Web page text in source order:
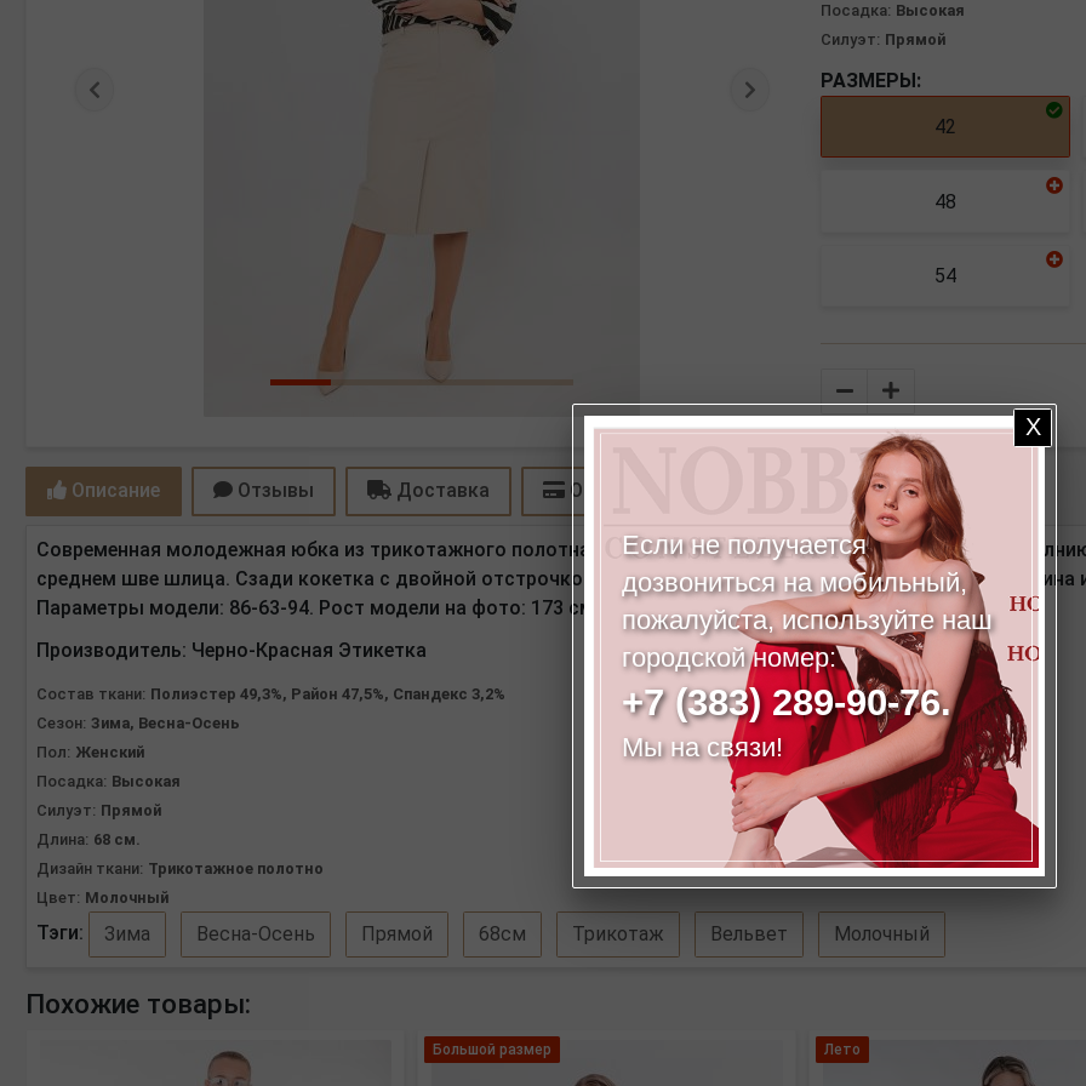
Предыдущая Следующая
Посадка: Высокая
Силуэт: Прямой
РАЗМЕРЫ:
42
48
54
Количество
Описание Отзывы Доставка Оплата
Современная молодежная юбка из трикотажного полотна под "вельвет". Детали: Спереди застежка на
среднем шве шлица. Сзади кокетка с двойной отстрочкой. В поясе по спинке резина, на поясе шлевки. Длина
Параметры модели: 86-63-94. Рост модели на фото: 173 см.
Производитель: Черно-Красная Этикетка
Состав ткани: Полиэстер 49,3%, Район 47,5%, Спандекс 3,2%
Сезон: Зима, Весна-Осень
Пол: Женский
Посадка: Высокая
Силуэт: Прямой
Длина: 68 см.
Дизайн ткани: Трикотажное полотно
Цвет: Молочный
Тэги: Зима Весна-Осень Прямой 68см Трикотаж Вельвет Молочный
Похожие товары:
Большой размер Лето
Если не получается
дозвониться на мобильный,
пожалуйста, используйте наш
городской номер:
+7 (383) 289-90-76.
Мы на связи!